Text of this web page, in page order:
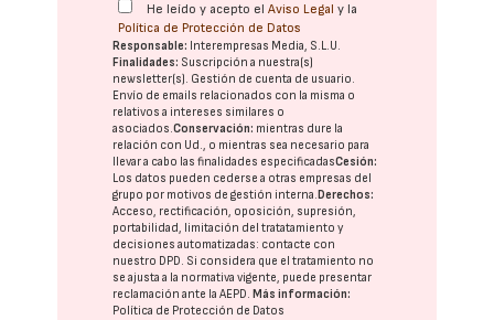
He leído y acepto elAviso Legal y la
Política de Protección de Datos
Responsable: Interempresas Media, S.L.U.
Finalidades: Suscripción a nuestra(s)
newsletter(s). Gestión de cuenta de usuario.
Envío de emails relacionados con la misma o
relativos a intereses similares o
asociados.Conservación: mientras dure la
relación con Ud., o mientras sea necesario para
llevar a cabo las finalidades especificadasCesión:
Los datos pueden cederse a otras empresas del
grupo por motivos de gestión interna. Derechos:
Acceso, rectificación, oposición, supresión,
portabilidad, limitación del tratatamiento y
decisiones automatizadas: contacte con
nuestro DPD. Si considera que el tratamiento no
se ajusta a la normativa vigente, puede presentar
reclamación ante laAEPD. Más información:
Política de Protección de Datos